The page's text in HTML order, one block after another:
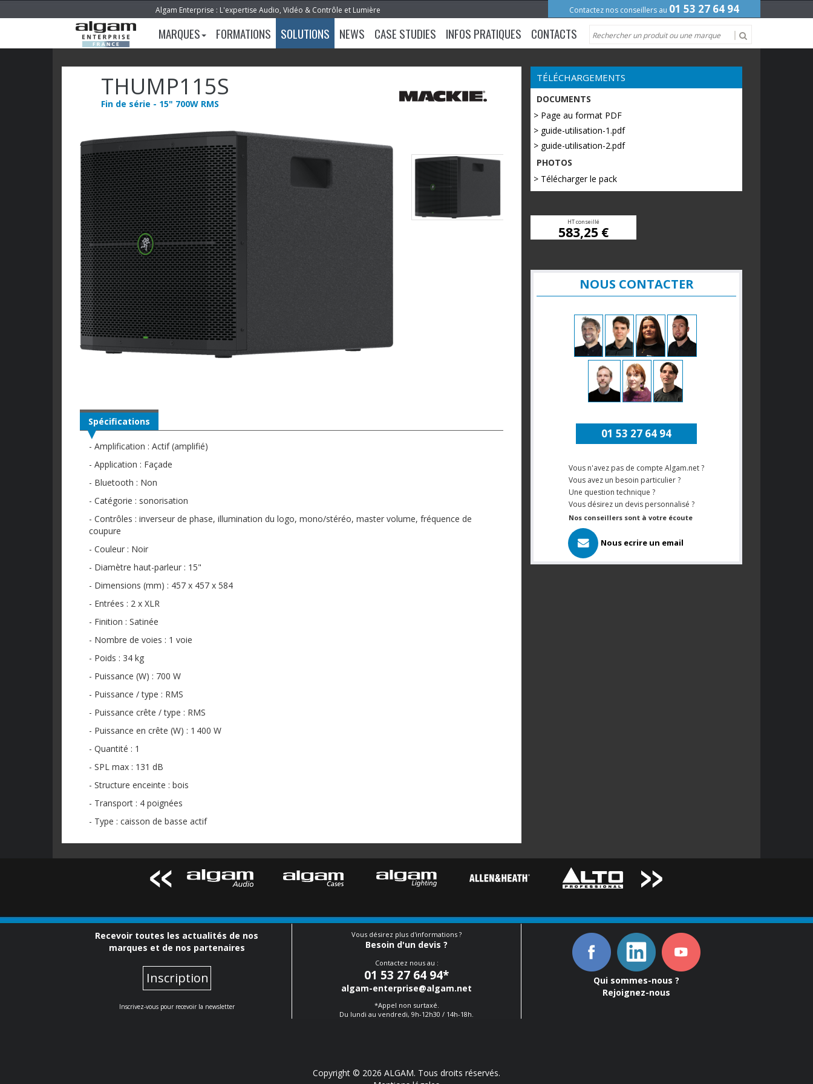
Algam Enterprise : L'expertise Audio, Vidéo & Contrôle et Lumière Contactez nos conseillers au 01 53 27 64 94
MARQUES FORMATIONS SOLUTIONS NEWS CASE STUDIES INFOS PRATIQUES CONTACTS
THUMP115S
Fin de série - 15" 700W RMS
Spécifications
- Amplification : Actif (amplifié)
- Application : Façade
- Bluetooth : Non
- Catégorie : sonorisation
- Contrôles : inverseur de phase, illumination du logo, mono/stéréo, master volume, fréquence de
coupure
- Couleur : Noir
- Diamètre haut-parleur : 15"
- Dimensions (mm) : 457 x 457 x 584
- Entrées : 2 x XLR
- Finition : Satinée
- Nombre de voies : 1 voie
- Poids : 34 kg
- Puissance (W) : 700 W
- Puissance / type : RMS
- Puissance crête / type : RMS
- Puissance en crête (W) : 1 400 W
- Quantité : 1
- SPL max : 131 dB
- Structure enceinte : bois
- Transport : 4 poignées
- Type : caisson de basse actif
TÉLÉCHARGEMENTS
DOCUMENTS
> Page au format PDF
> guide-utilisation-1.pdf
> guide-utilisation-2.pdf
PHOTOS
> Télécharger le pack
HT conseillé
583,25 €
NOUS CONTACTER
01 53 27 64 94
Vous n'avez pas de compte Algam.net ?
Vous avez un besoin particulier ?
Une question technique ?
Vous désirez un devis personnalisé ?
Nos conseillers sont à votre écoute
Nous ecrire un email
Recevoir toutes les actualités de nos
marques et de nos partenaires
Inscription
Inscrivez-vous pour recevoir la newsletter
Vous désirez plus d'informations ?
Besoin d'un devis ?
Contactez nous au :
01 53 27 64 94*
algam-enterprise@algam.net
*Appel non surtaxé.
Du lundi au vendredi, 9h-12h30 / 14h-18h.
Qui sommes-nous ?
Rejoignez-nous
Copyright © 2026 ALGAM. Tous droits réservés.